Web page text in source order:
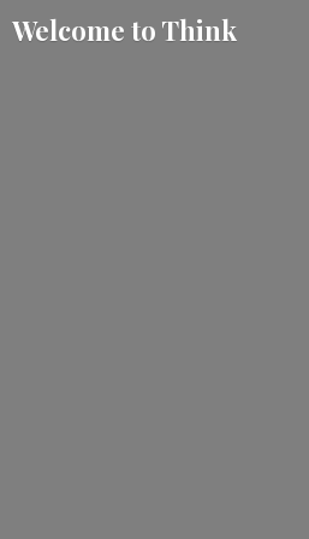
Welcome to Think